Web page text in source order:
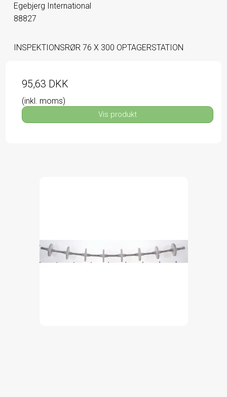
Egebjerg International
88827
INSPEKTIONSRØR 76 X 300 OPTAGERSTATION
95,63 DKK
(inkl. moms)
Vis produkt